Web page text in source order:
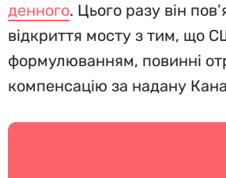
денного. Цього разу він
відкриття мосту з тим, що
формулюванням, повинні
компенсацію за надану